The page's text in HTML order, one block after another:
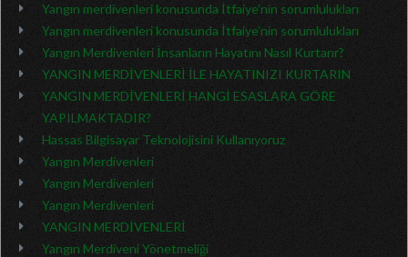
Yangın merdivenleri konusunda İtfaiye’nin sorumlulukları
Yangın merdivenleri konusunda İtfaiye’nin sorumlulukları
Yangın Merdivenleri İnsanların Hayatını Nasıl Kurtarır?
YANGIN MERDİVENLERİ İLE HAYATINIZI KURTARIN
YANGIN MERDİVENLERİ HANGİ ESASLARA GÖRE
YAPILMAKTADIR?
Hassas Bilgisayar Teknolojisini Kullanıyoruz
Yangın Merdivenleri
Yangın Merdivenleri
Yangın Merdivenleri
YANGIN MERDİVENLERİ
Yangın Merdiveni Yönetmeliği